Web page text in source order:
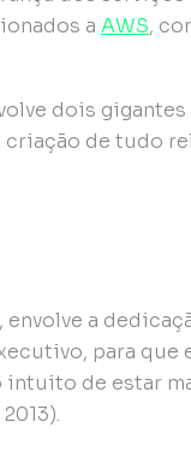
a AWS,
dois
de tudo
envolve a
para
de estar